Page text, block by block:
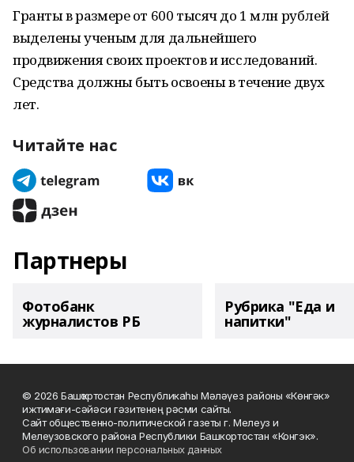
Гранты в размере от 600 тысяч до 1 млн рублей
выделены ученым для дальнейшего
продвижения своих проектов и исследований.
Средства должны быть освоены в течение двух
лет.
Читайте нас
Партнеры
Фотобанк
журналистов РБ
Рубрика "Еда и
напитки"
© 2026 Башҡортостан Республикаһы Мәләүез районы «Көнгәк»
ижтимағи-сәйәси гәзитенең рәсми сайты.
Сайт общественно-политической газеты г. Мелеуз и
Мелеузовского района Республики Башкортостан «Конгэк».
Об использовании персональных данных